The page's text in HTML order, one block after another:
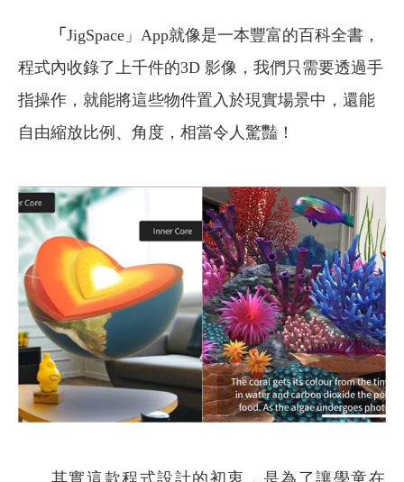
「 JigSpace」App就像是一本豐富的百科全書，
程式內收錄了上千件的3D 影像，我們只需要透過手
指操作，就能將這些物件置入於現實場景中，還能
自由縮放比例、角度，相當令人驚豔！